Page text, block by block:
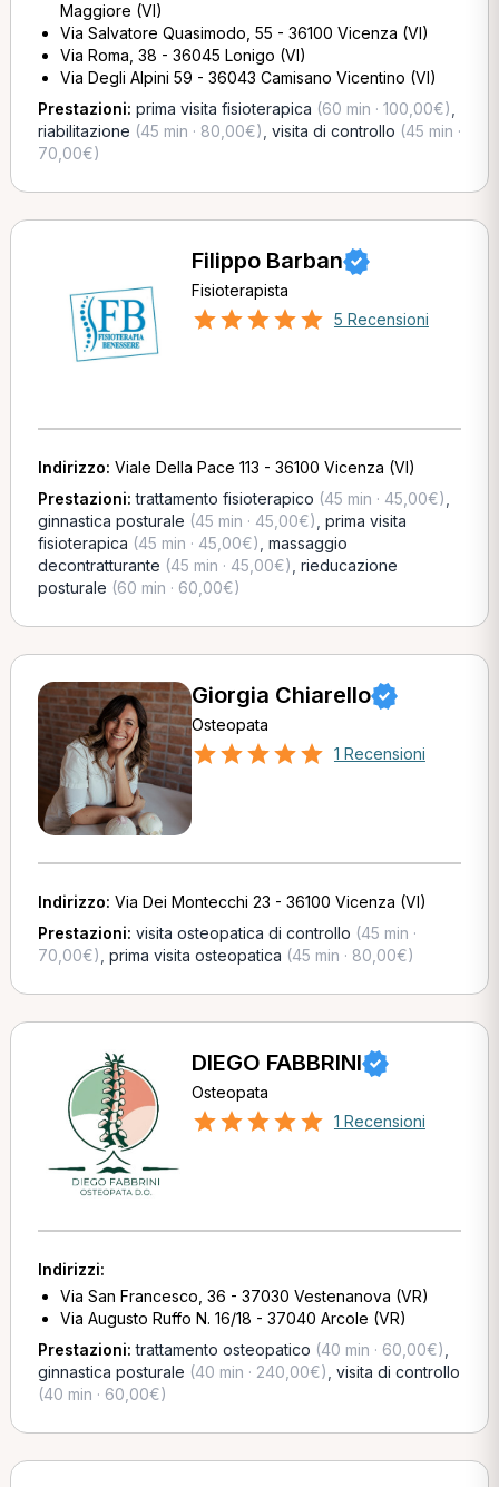
Maggiore (VI)
Via Salvatore Quasimodo, 55 - 36100 Vicenza (VI)
Via Roma, 38 - 36045 Lonigo (VI)
Via Degli Alpini 59 - 36043 Camisano Vicentino (VI)
Prestazioni: prima visita fisioterapica (60 min · 100,00€)
riabilitazione (45 min · 80,00€) visita di controllo (45 min ·
70,00€)
Filippo Barban
Fisioterapista
5 Recensioni
Indirizzo: Viale Della Pace 113 - 36100 Vicenza (VI)
Prestazioni:trattamento fisioterapico (45 min · 45,00€)
ginnastica posturale (45 min · 45,00€) prima visita
fisioterapica (45 min · 45,00€) massaggio
decontratturante (45 min · 45,00€) rieducazione
posturale (60 min · 60,00€)
Giorgia Chiarello
Osteopata
1 Recensioni
Indirizzo: Via Dei Montecchi 23 - 36100 Vicenza (VI)
Prestazioni: visita osteopatica di controllo (45 min ·
70,00€) prima visita osteopatica (45 min · 80,00€)
DIEGO FABBRINI
Osteopata
1 Recensioni
Indirizzi:
Via San Francesco, 36 - 37030 Vestenanova (VR)
Via Augusto Ruffo N. 16/18 - 37040 Arcole (VR)
Prestazioni:trattamento osteopatico (40 min · 60,00€)
ginnastica posturale (40 min · 240,00€) visita di controllo
(40 min · 60,00€)